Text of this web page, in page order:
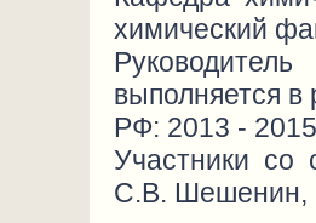
химический
выполняется в
РФ: 2013 - 2015
Участники со
С.В. Шешенин,